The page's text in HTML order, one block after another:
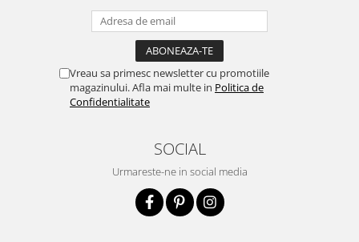
Vreau sa primesc newsletter cu promotiile
magazinului. Afla mai multe in Politica de
Confidentialitate
SOCIAL
Urmareste-ne in social media